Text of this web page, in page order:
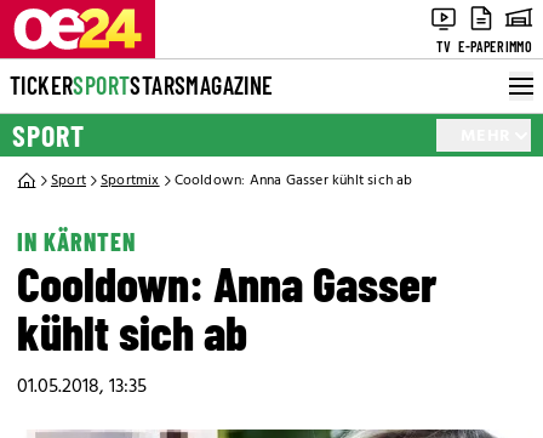
TV E-PAPERIMMO
TICKERSPORTSTARSMAGAZINE
SPORT
Sport Sportmix Cooldown: Anna Gasser kühlt sich ab
IN KÄRNTEN
Cooldown: Anna Gasser
kühlt sich ab
01.05.2018, 13:35